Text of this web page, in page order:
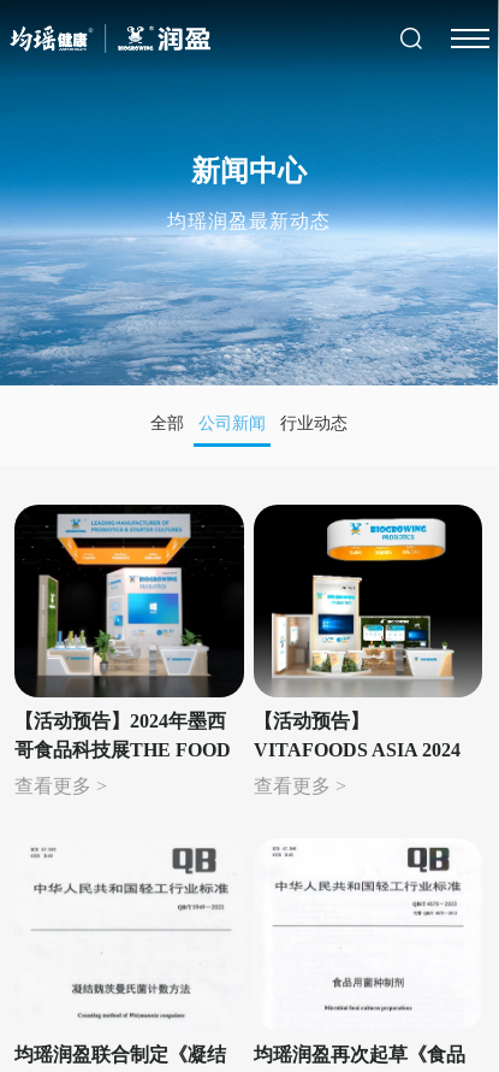
新闻中心
均瑶润盈最新动态
全部 公司新闻 行业动态
【活动预告】2024年墨西
哥食品科技展THE FOOD
TECH SUMMIT & EXPO
查看更多 >
【活动预告】
VITAFOODS ASIA 2024
查看更多 >
均瑶润盈联合制定《凝结
均瑶润盈再次起草《食品